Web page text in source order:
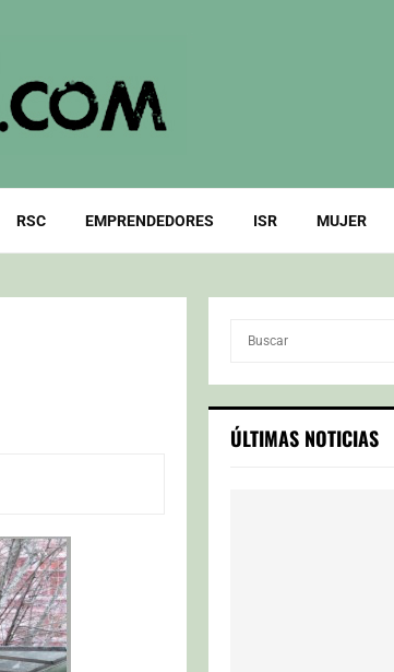
RSC EMPRENDEDORES ISR MUJER
c
h
ÚLTIMAS NOTICIAS